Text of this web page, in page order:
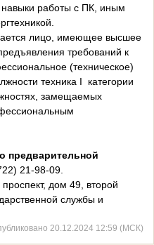
работы с ПК, иным
лицо, имеющее высшее
требований к
(техническое)
техника I категории
замещаемых
предварительной
21-98-09.
дом 49, второй
службы и
20.12.2024 12:59 (МСК)